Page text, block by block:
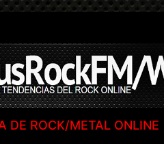
DE ROCK/METAL ONLINE